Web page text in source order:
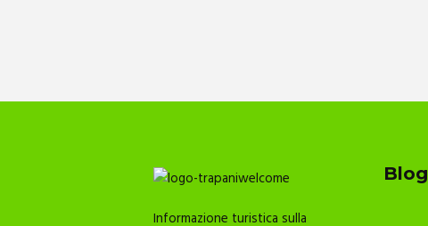
Informazione turistica sulla
Blog